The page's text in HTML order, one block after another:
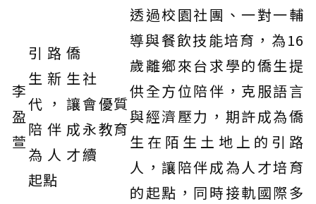
李
盈
萱
引路僑
生新生
代，讓
陪伴成
為人才
起點
社
會
永
續
優質
教育
透過校園社團、一對一輔
導與餐飲技能培育，為16
歲離鄉來台求學的僑生提
供全方位陪伴，克服語言
與經濟壓力，期許成為僑
生在陌生土地上的引路
人，讓陪伴成為人才培育
的起點，同時接軌國際多